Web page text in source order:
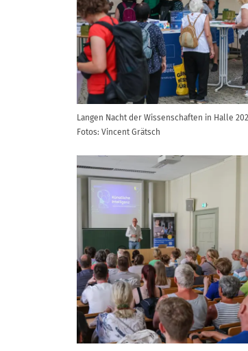
Langen Nacht der Wissenschaften in Halle
Fotos: Vincent Grätsch